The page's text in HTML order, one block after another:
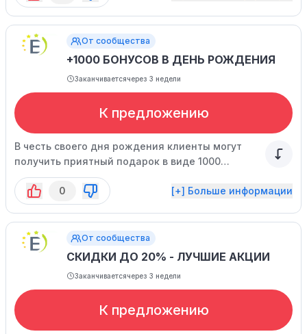
От сообщества
+1000 БОНУСОВ В ДЕНЬ РОЖДЕНИЯ
Заканчиваетсячерез 3 недели
К предложению
В честь своего дня рождения клиенты могут
получить приятный подарок в виде 1000
бонусных баллов.
0
[+] Больше информации
От сообщества
СКИДКИ ДО 20% - ЛУЧШИЕ АКЦИИ
Заканчиваетсячерез 3 недели
К предложению